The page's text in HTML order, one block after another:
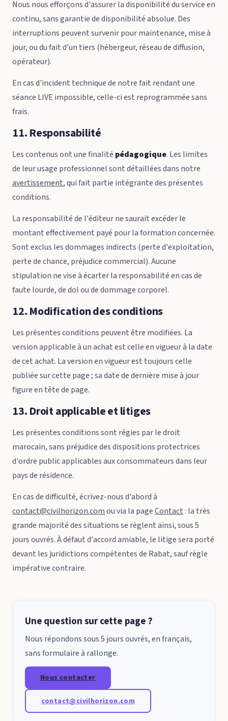
Nous nous efforçons d'assurer la disponibilité du service en
continu, sans garantie de disponibilité absolue. Des
interruptions peuvent survenir pour maintenance, mise à
jour, ou du fait d'un tiers (hébergeur, réseau de diffusion,
opérateur).
En cas d'incident technique de notre fait rendant une
séance LIVE impossible, celle-ci est reprogrammée sans
frais.
11. Responsabilité
Les contenus ont une finalité pédagogique. Les limites
de leur usage professionnel sont détaillées dans notre
avertissement, qui fait partie intégrante des présentes
conditions.
La responsabilité de l'éditeur ne saurait excéder le
montant effectivement payé pour la formation concernée.
Sont exclus les dommages indirects (perte d'exploitation,
perte de chance, préjudice commercial). Aucune
stipulation ne vise à écarter la responsabilité en cas de
faute lourde, de dol ou de dommage corporel.
12. Modification des conditions
Les présentes conditions peuvent être modifiées. La
version applicable à un achat est celle en vigueur à la date
de cet achat. La version en vigueur est toujours celle
publiée sur cette page ; sa date de dernière mise à jour
figure en tête de page.
13. Droit applicable et litiges
Les présentes conditions sont régies par le droit
marocain, sans préjudice des dispositions protectrices
d'ordre public applicables aux consommateurs dans leur
pays de résidence.
En cas de difficulté, écrivez-nous d'abord à
contact@civilhorizon.comou via la pageContact : la très
grande majorité des situations se règlent ainsi, sous 5
jours ouvrés. À défaut d'accord amiable, le litige sera porté
devant les juridictions compétentes de Rabat, sauf règle
impérative contraire.
Une question sur cette page ?
Nous répondons sous 5 jours ouvrés, en français,
sans formulaire à rallonge.
Nous contacter
contact@civilhorizon.com